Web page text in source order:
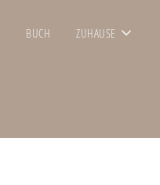
BUCH ZUHAUSE